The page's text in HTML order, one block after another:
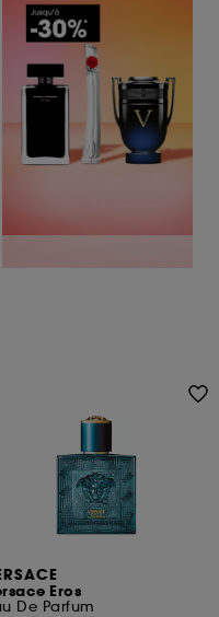
Eros
De Parfum